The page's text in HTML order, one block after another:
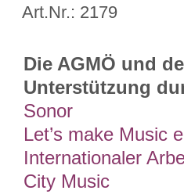
Art.Nr.: 2179
Die AGMÖ und
Unterstützung
Sonor
Let’s make Music
Internationaler
City Music